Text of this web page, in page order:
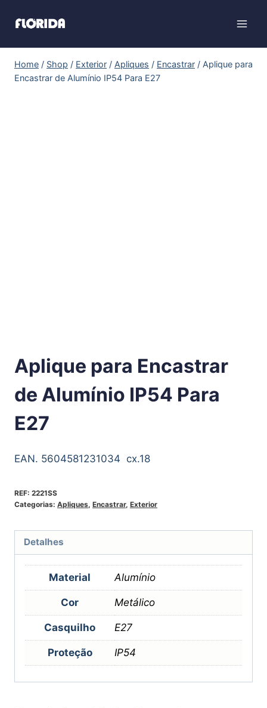
Home / Shop / Exterior / Apliques / Encastrar / Aplique para
Encastrar de Alumínio IP54 Para E27
Aplique para Encastrar
de Alumínio IP54 Para
E27
EAN. 5604581231034 cx.18
REF: 2221SS
Categorias: Apliques, Encastrar, Exterior
Detalhes
Material Alumínio
Cor Metálico
Casquilho E27
Proteção IP54